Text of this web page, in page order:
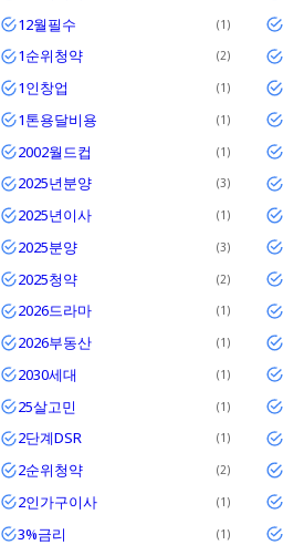
Iglo
12월필수 1
1순위청약 2
1인창업 1
1톤용달비용 1
2002월드컵 1
2025년분양 3
2025년이사 1
2025분양 3
2025청약 2
2026드라마 1
2026부동산 1
2030세대 1
25살고민 1
2단계DSR 1
2순위청약 2
2인가구이사 1
3%금리 1